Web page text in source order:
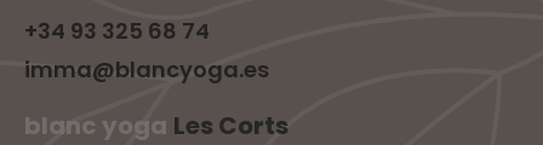
+34 93 325 68 74
imma@blancyoga.es
blanc yoga Les Corts